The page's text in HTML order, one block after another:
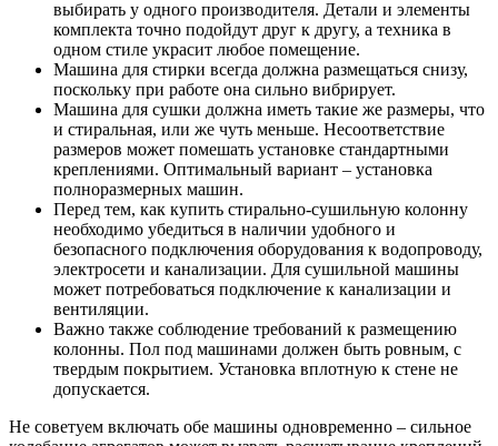
выбирать у одного производителя. Детали и элементы
комплекта точно подойдут друг к другу, а техника в
одном стиле украсит любое помещение.
Машина для стирки всегда должна размещаться снизу,
поскольку при работе она сильно вибрирует.
Машина для сушки должна иметь такие же размеры, что
и стиральная, или же чуть меньше. Несоответствие
размеров может помешать установке стандартными
креплениями. Оптимальный вариант – установка
полноразмерных машин.
Перед тем, как купить стирально-сушильную колонну
необходимо убедиться в наличии удобного и
безопасного подключения оборудования к водопроводу,
электросети и канализации. Для сушильной машины
может потребоваться подключение к канализации и
вентиляции.
Важно также соблюдение требований к размещению
колонны. Пол под машинами должен быть ровным, с
твердым покрытием. Установка вплотную к стене не
допускается.
Не советуем включать обе машины одновременно – сильное